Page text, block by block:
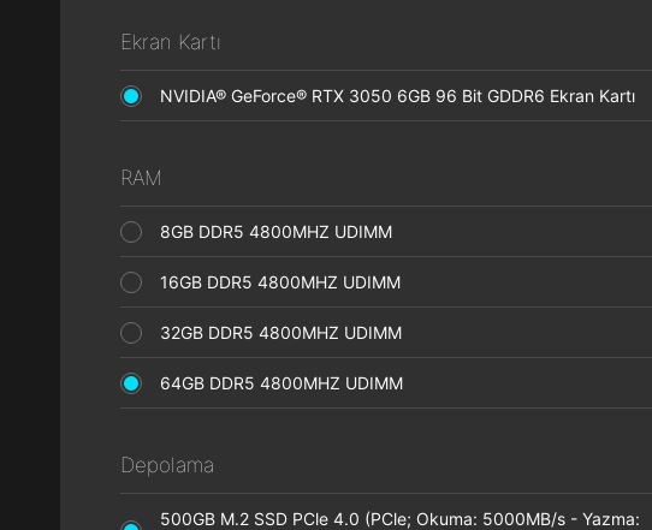
Ekran Kartı
NVIDIA® GeForce® RTX 3050 6GB 96 Bit GDDR6 Ekran Kartı
RAM
8GB DDR5 4800MHZ UDIMM
16GB DDR5 4800MHZ UDIMM
32GB DDR5 4800MHZ UDIMM
64GB DDR5 4800MHZ UDIMM
Depolama
500GB M.2 SSD PCle 4.0 (PCle; Okuma: 5000MB/s - Yazma: